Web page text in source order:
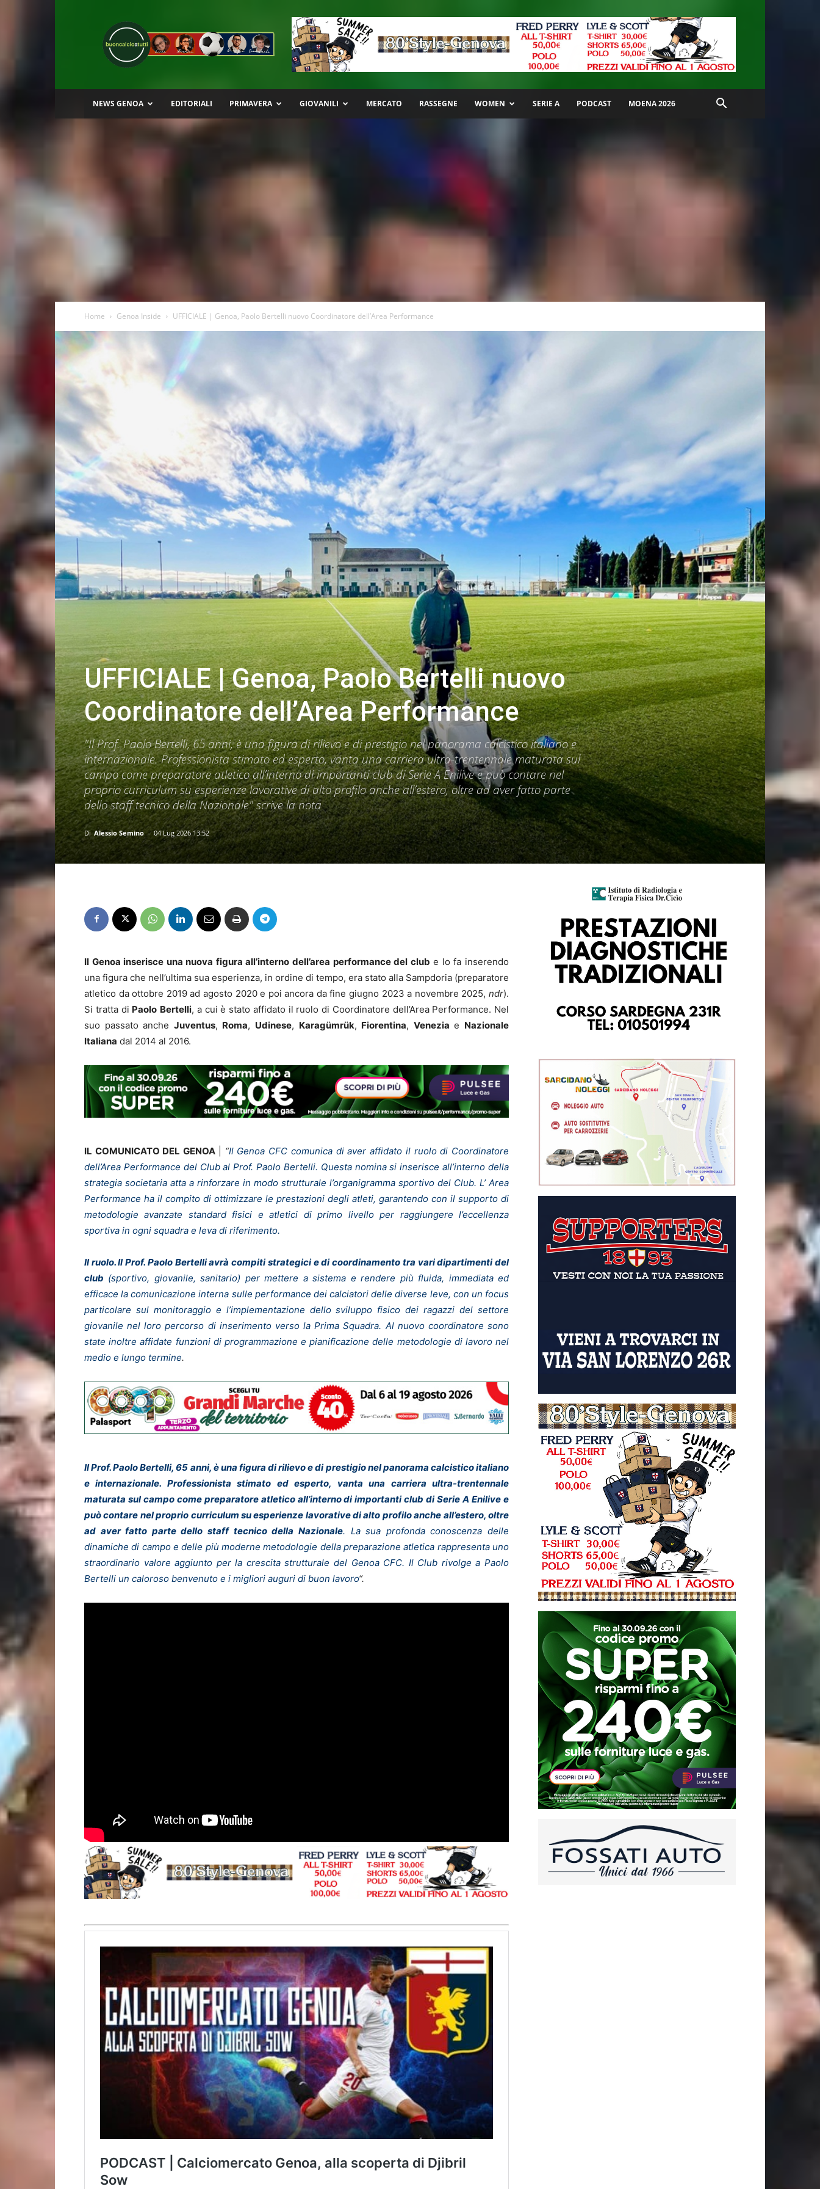
Buon
Calcio
a
Tutti
NEWS GENOA EDITORIALI PRIMAVERA GIOVANILI MERCATO RASSEGNE WOMEN SERIE A PODCAST MOENA 2026
Home Genoa Inside UFFICIALE | Genoa, Paolo Bertelli nuovo Coordinatore dell’Area Performance
UFFICIALE | Genoa, Paolo Bertelli nuovo
Coordinatore dell’Area Performance
"Il Prof. Paolo Bertelli, 65 anni, è una figura di rilievo e di prestigio nel panorama calcistico italiano e
internazionale. Professionista stimato ed esperto, vanta una carriera ultra-trentennale maturata sul
campo come preparatore atletico all’interno di importanti club di Serie A Enilive e può contare nel
proprio curriculum su esperienze lavorative di alto profilo anche all’estero, oltre ad aver fatto parte
dello staff tecnico della Nazionale" scrive la nota
Di Alessio Semino - 04 Lug 2026 13:52
Il Genoa inserisce una nuova figura all’interno dell’area performance del club e lo fa inserendo
una figura che nell’ultima sua esperienza, in ordine di tempo, era stato alla Sampdoria (preparatore
atletico da ottobre 2019 ad agosto 2020 e poi ancora da fine giugno 2023 a novembre 2025, ndr).
Si tratta di Paolo Bertelli, a cui è stato affidato il ruolo di Coordinatore dell’Area Performance. Nel
suo passato anche Juventus, Roma, Udinese, Karagümrük, Fiorentina, Venezia e Nazionale
Italiana dal 2014 al 2016.
IL COMUNICATO DEL GENOA “Il Genoa CFC comunica di aver affidato il ruolo di Coordinatore
dell’Area Performance del Club al Prof. Paolo Bertelli. Questa nomina si inserisce all’interno della
strategia societaria atta a rinforzare in modo strutturale l’organigramma sportivo del Club. L’ Area
Performance ha il compito di ottimizzare le prestazioni degli atleti, garantendo con il supporto di
metodologie avanzate standard fisici e atletici di primo livello per raggiungere l’eccellenza
sportiva in ogni squadra e leva di riferimento.
Il ruolo. Il Prof. Paolo Bertelli avrà compiti strategici e di coordinamento tra vari dipartimenti del
club (sportivo, giovanile, sanitario) per mettere a sistema e rendere più fluida, immediata ed
efficace la comunicazione interna sulle performance dei calciatori delle diverse leve, con un focus
particolare sul monitoraggio e l’implementazione dello sviluppo fisico dei ragazzi del settore
giovanile nel loro percorso di inserimento verso la Prima Squadra. Al nuovo coordinatore sono
state inoltre affidate funzioni di programmazione e pianificazione delle metodologie di lavoro nel
medio e lungo termine.
Il Prof. Paolo Bertelli, 65 anni, è una figura di rilievo e di prestigio nel panorama calcistico italiano
e internazionale. Professionista stimato ed esperto, vanta una carriera ultra-trentennale
maturata sul campo come preparatore atletico all’interno di importanti club di Serie A Enilive e
può contare nel proprio curriculum su esperienze lavorative di alto profilo anche all’estero, oltre
ad aver fatto parte dello staff tecnico della Nazionale. La sua profonda conoscenza delle
dinamiche di campo e delle più moderne metodologie della preparazione atletica rappresenta uno
straordinario valore aggiunto per la crescita strutturale del Genoa CFC. Il Club rivolge a Paolo
Bertelli un caloroso benvenuto e i migliori auguri di buon lavoro“.